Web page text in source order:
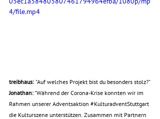
4/file.mp4
treibhaus: "Auf welches Projekt bist du besonders stolz?"
Jonathan: "Während der Corona-Krise konnten wir im
Rahmen unserer Adventsaktion #KulturadventStuttgart
die Kulturszene unterstützen. Zusammen mit Partnern